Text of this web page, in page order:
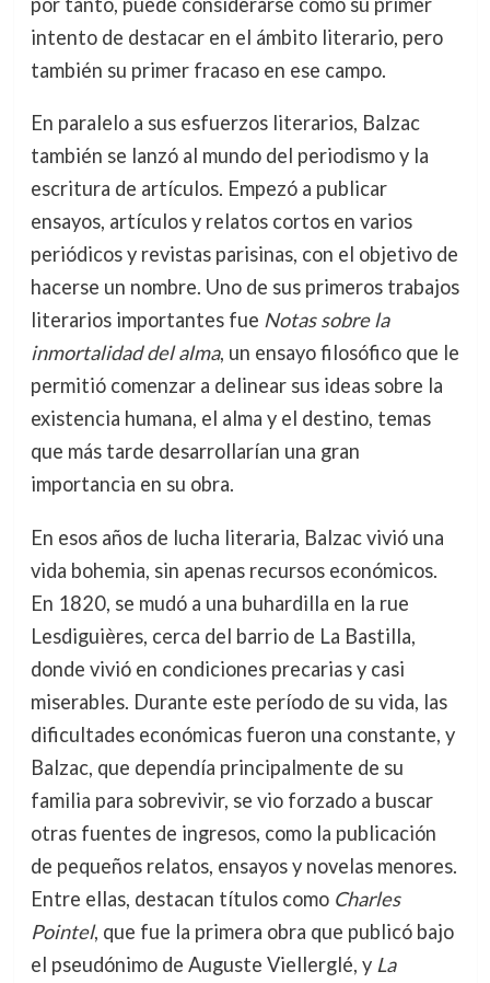
intento de destacar en el ámbito literario, pero
también su primer fracaso en ese campo.
En paralelo a sus esfuerzos literarios, Balzac
también se lanzó al mundo del periodismo y la
escritura de artículos. Empezó a publicar
ensayos, artículos y relatos cortos en varios
periódicos y revistas parisinas, con el objetivo de
hacerse un nombre. Uno de sus primeros trabajos
literarios importantes fue Notas sobre la
inmortalidad del alma, un ensayo filosófico que le
permitió comenzar a delinear sus ideas sobre la
existencia humana, el alma y el destino, temas
que más tarde desarrollarían una gran
importancia en su obra.
En esos años de lucha literaria, Balzac vivió una
vida bohemia, sin apenas recursos económicos.
En 1820, se mudó a una buhardilla en la rue
Lesdiguières, cerca del barrio de La Bastilla,
donde vivió en condiciones precarias y casi
miserables. Durante este período de su vida, las
dificultades económicas fueron una constante, y
Balzac, que dependía principalmente de su
familia para sobrevivir, se vio forzado a buscar
otras fuentes de ingresos, como la publicación
de pequeños relatos, ensayos y novelas menores.
Entre ellas, destacan títulos como Charles
Pointel, que fue la primera obra que publicó bajo
el pseudónimo de Auguste Viellerglé, y La